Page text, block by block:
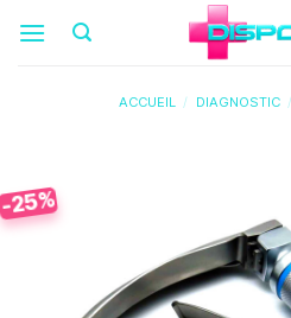
ACCUEIL / DIAGNOSTIC /
-25%